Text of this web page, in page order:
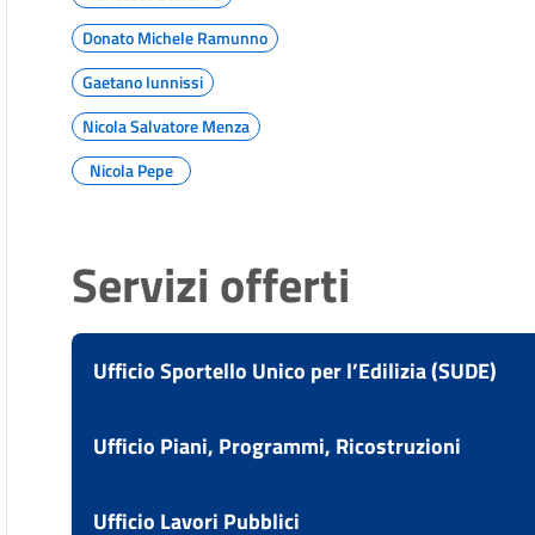
Donato Michele Ramunno
Gaetano Iunnissi
Nicola Salvatore Menza
Nicola Pepe
Servizi offerti
Ufficio Sportello Unico per l’Edilizia (SUDE)
Ufficio Piani, Programmi, Ricostruzioni
Ufficio Lavori Pubblici